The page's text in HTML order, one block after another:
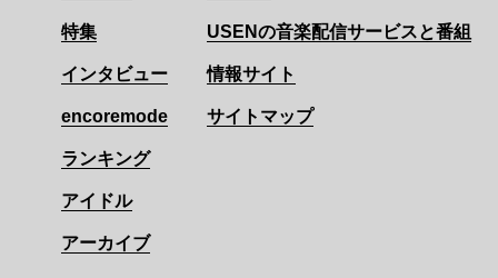
特集
インタビュー
encoremode
ランキング
アイドル
アーカイブ
USENの音楽配信サービスと番組
情報サイト
サイトマップ